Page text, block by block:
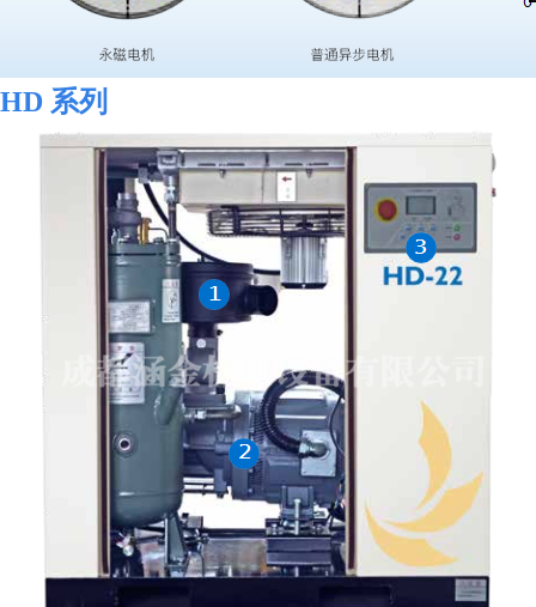
HD 系列